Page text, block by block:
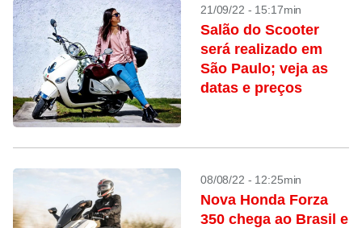
21/09/22 - 15:17min
Salão do Scooter
será realizado em
São Paulo; veja as
datas e preços
08/08/22 - 12:25min
Nova Honda Forza
350 chega ao Brasil e